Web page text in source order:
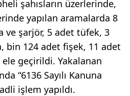
şahısların üzerlerinde,
yapılan aramalarda 8
ve şarjör, 5 adet tüfek, 3
bin 124 adet fişek, 11 adet
geçirildi. Yakalanan
“6136 Sayılı Kanuna
işlem yapıldı.